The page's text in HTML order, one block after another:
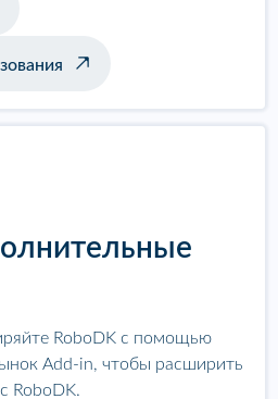
RoboDK с помощью
Add-in, чтобы расширить
RoboDK.